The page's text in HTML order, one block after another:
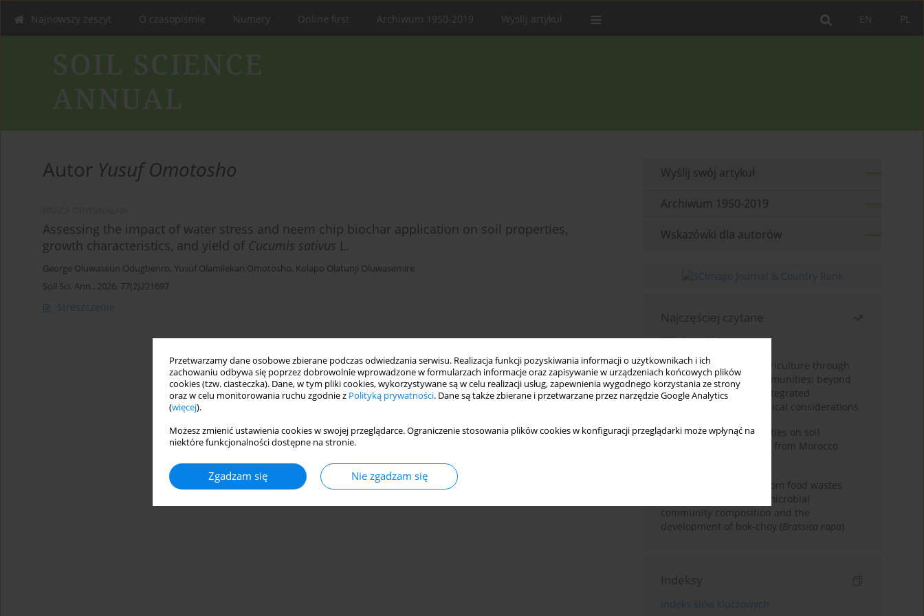
Przetwarzamy dane osobowe zbierane podczas odwiedzania serwisu. Realizacja funkcji pozyskiwania informacji o użytkownikach i ich
zachowaniu odbywa się poprzez dobrowolnie wprowadzone w formularzach informacje oraz zapisywanie w urządzeniach końcowych plików
cookies (tzw. ciasteczka). Dane, w tym pliki cookies, wykorzystywane są w celu realizacji usług, zapewnienia wygodnego korzystania ze strony
oraz w celu monitorowania ruchu zgodnie z Polityką prywatności. Dane są także zbierane i przetwarzane przez narzędzie Google Analytics
(więcej).
Możesz zmienić ustawienia cookies w swojej przeglądarce. Ograniczenie stosowania plików cookies w konfiguracji przeglądarki może wpłynąć na
niektóre funkcjonalności dostępne na stronie.
Zgadzam się Nie zgadzam się
PL
EN
Najnowszy zeszyt O czasopiśmie Numery Online first Archiwum 1950-2019 Wyślij artykuł
Autor Yusuf Omotosho
Assessing the impact of water stress and neem chip biochar application on soil properties,
growth characteristics, and yield of Cucumis sativus L.
George Oluwaseun Odugbenro, Yusuf Olamilekan Omotosho, Kolapo Olatunji Oluwasemire
Soil Sci. Ann., 2026, 77(2)221697
Streszczenie
Wyślij swój artykuł
Archiwum 1950-2019
Wskazówki dla autorów
Najczęściej czytane
Miesiąc
Rok
Towards sustainable agriculture through
synthetic microbial communities: beyond
multifunctional roles, integrated
applications, and ecological considerations
Impacts of mining activities on soil
properties: case studies from Morocco
Bio-organic fertilizers from food wastes
induce changes in soil microbial
community composition and the
development of bok-choy (Brassica rapa)
Indeksy
Indeks słów kluczowych